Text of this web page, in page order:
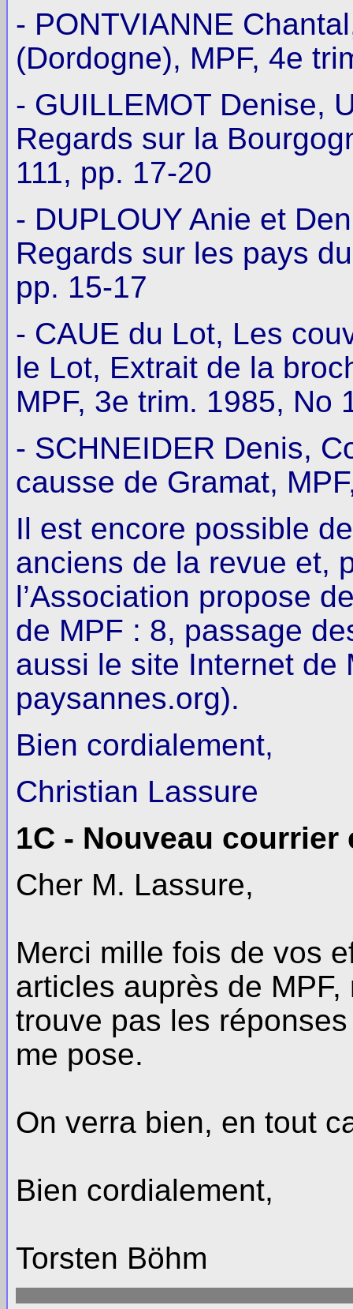
- PONTVIANNE
(Dordogne), MPF, 4e
- GUILLEMOT Denise,
Regards sur la
111, pp. 17-20
- DUPLOUY Anie et
Regards sur les pays
pp. 15-17
- CAUE du Lot, Les
le Lot, Extrait de la
MPF, 3e trim. 1985, No
- SCHNEIDER Denis,
causse de Gramat,
Il est encore possible
anciens de la revue et,
l’Association propose
de MPF : 8, passage
aussi le site Internet de
paysannes.org).
Bien cordialement,
Christian Lassure
1C - Nouveau courrier
Cher M. Lassure,
Merci mille fois de vos
articles auprès de
trouve pas les
me pose.
On verra bien, en tout
Bien cordialement,
Torsten Böhm